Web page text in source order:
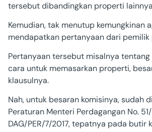
tersebut dibandingkan properti
Kemudian, tak menutup kemungkinan
mendapatkan pertanyaan dari
Pertanyaan tersebut misalnya tentang
cara untuk memasarkan properti,
klausulnya.
Nah, untuk besaran komisinya, sudah
Peraturan Menteri Perdagangan No.
DAG/PER/7/2017, tepatnya pada butir